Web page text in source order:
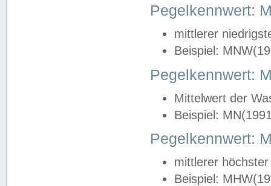
Pegelkennwert:
mittlerer
Beispiel:
Pegelkennwert:
Mittelwert der
Beispiel:
Pegelkennwert:
mittlerer
Beispiel: